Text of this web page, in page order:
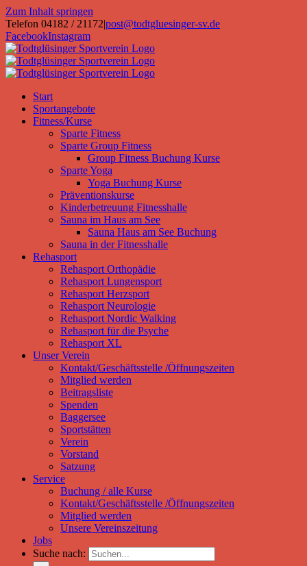
Zum Inhalt springen
Telefon 04182 / 21172|post@todtgluesinger-sv.de
FacebookInstagram
Start
Sportangebote
Fitness/Kurse
Sparte Fitness
Sparte Group Fitness
Group Fitness Buchung Kurse
Sparte Yoga
Yoga Buchung Kurse
Präventionskurse
Kinderbetreuung Fitnesshalle
Sauna im Haus am See
Sauna Haus am See Buchung
Sauna in der Fitnesshalle
Rehasport
Rehasport Orthopädie
Rehasport Lungensport
Rehasport Herzsport
Rehasport Neurologie
Rehasport Nordic Walking
Rehasport für die Psyche
Rehasport XL
Unser Verein
Kontakt/Geschäftsstelle /Öffnungszeiten
Mitglied werden
Beitragsliste
Spenden
Baggersee
Sportstätten
Verein
Vorstand
Satzung
Service
Buchung / alle Kurse
Kontakt/Geschäftsstelle /Öffnungszeiten
Mitglied werden
Unsere Vereinszeitung
Jobs
Suche nach: